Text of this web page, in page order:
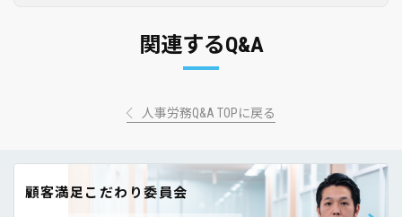
関連するQ&A
人事労務Q&A TOPに戻る
顧客満足こだわり委員会